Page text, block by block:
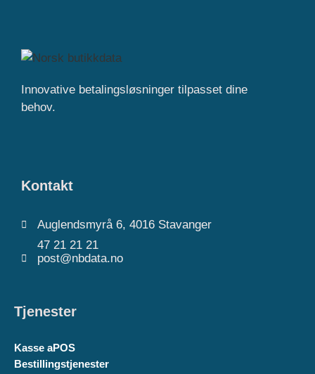
Innovative betalingsløsninger tilpasset dine
behov.
Kontakt
Auglendsmyrå 6, 4016 Stavanger
47 21 21 21
post@nbdata.no
Tjenester
Kasse aPOS
Bestillingstjenester